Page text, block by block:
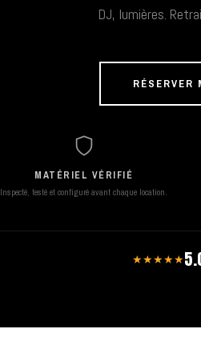
DJ, lumières.
RÉSERVER
MATÉRIEL VÉRIFIÉ
Inspecté, testé et configuré avant chaque location.
★★★★★